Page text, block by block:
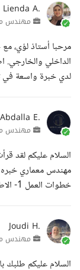
Lienda A.
مهندس
مرحبا أستاذ لؤي،
الداخلي
لدي خبرة واسعة في
Abdalla E.
مهندس
السلام عليكم لقد
خطوات العمل 1- الاطلاع على المخطط المع...
Joudi H.
مهندس
السلام عليكم